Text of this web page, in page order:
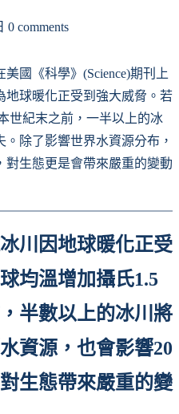
0 comments
國《科學》(Science)期刊上
地球暖化正受到強大威脅。若
世紀末之前，一半以上的冰
除了影響世界水資源分布，
對生態更是會帶來嚴重的變動
川因地球暖化正受
均溫增加攝氏1.5
半數以上的冰川將
資源，也會影響20
生態帶來嚴重的變